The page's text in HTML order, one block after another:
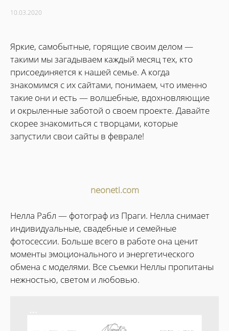
10.03.2020
Яркие, самобытные, горящие своим делом —
такими мы загадываем каждый месяц тех, кто
присоединяется к нашей семье. А когда
знакомимся с их сайтами, понимаем, что именно
такие они и есть — волшебные, вдохновляющие
и окрыленные заботой о своем проекте. Давайте
скорее знакомиться с творцами, которые
запустили свои сайты в феврале!
neoneti.com
Нелла Рабл — фотограф из Праги. Нелла снимает
индивидуальные, свадебные и семейные
фотосессии. Больше всего в работе она ценит
моменты эмоционального и энергетического
обмена с моделями. Все съемки Неллы пропитаны
нежностью, светом и любовью.